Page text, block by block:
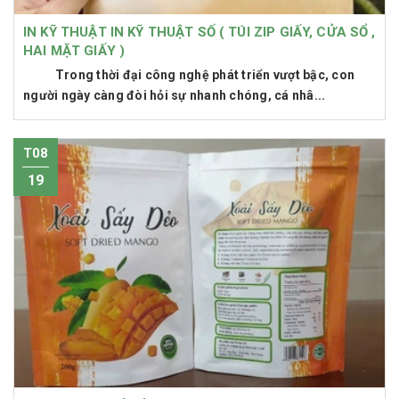
IN KỸ THUẬT IN KỸ THUẬT SỐ ( TÚI ZIP GIẤY, CỬA SỔ ,
HAI MẶT GIẤY )
Trong thời đại công nghệ phát triển vượt bậc, con
người ngày càng đòi hỏi sự nhanh chóng, cá nhâ...
T08
19